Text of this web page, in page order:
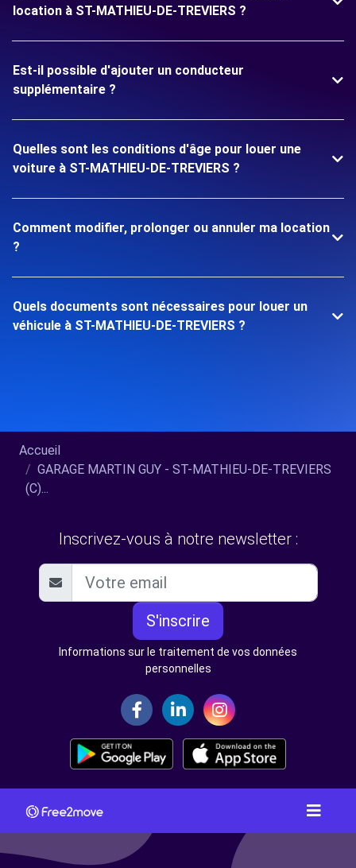
location à ST-MATHIEU-DE-TREVIERS ?
Est-il possible d'ajouter un conducteur
supplémentaire ?
Quelles sont les conditions d'âge pour louer une
voiture à ST-MATHIEU-DE-TREVIERS ?
Comment modifier, prolonger ou annuler ma location
?
Quels documents sont nécessaires pour louer un
véhicule à ST-MATHIEU-DE-TREVIERS ?
Accueil
GARAGE MARTIN GUY - ST-MATHIEU-DE-TREVIERS
(C)...
Inscrivez-vous à notre newsletter :
S'inscrire
Informations sur le traitement de vos données
personnelles